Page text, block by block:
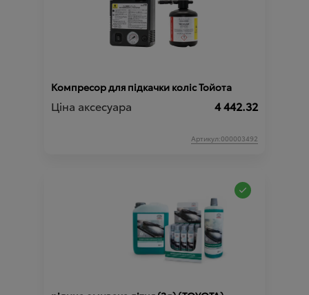
Компресор для підкачки коліс Тойота
Ціна аксесуара 4 442.32
Артикул:000003492